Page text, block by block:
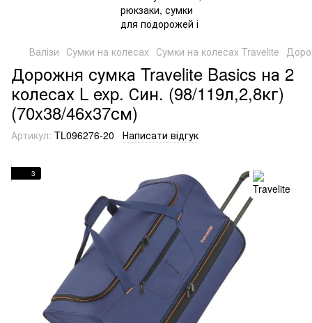
Валізи Сумки на колесах Сумки на колесах Travelite
Дорожня сумка Travelite Basics на 2
колесах L exp. Син. (98/119л,2,8кг)
(70x38/46x37см)
Артикул: TL096276-20 Написати відгук
3